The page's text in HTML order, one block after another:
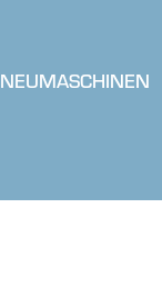
NEUMASCHINEN